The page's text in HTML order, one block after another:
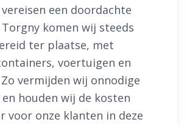
een doordachte
komen wij steeds
ter plaatse, met
voertuigen en
vermijden wij onnodige
houden wij de kosten
voor onze klanten in deze